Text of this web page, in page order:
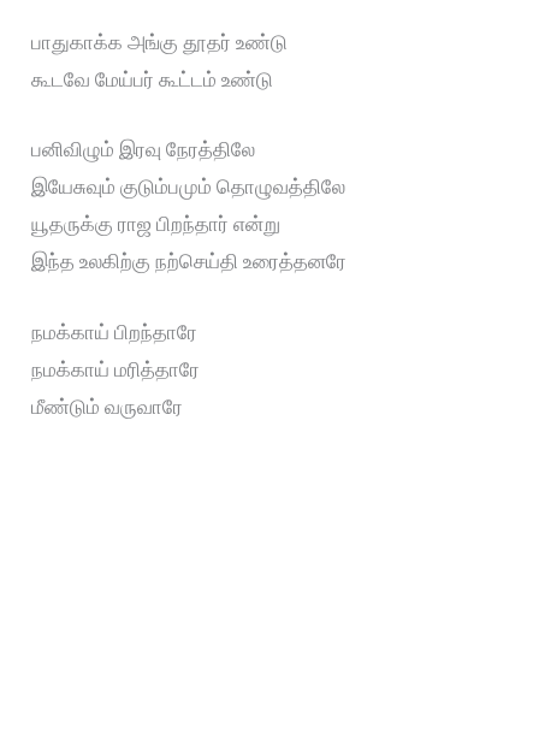
பாதுகாக்க அங்கு தூதர் உண்டு
கூடவே மேய்பர் கூட்டம் உண்டு
பனிவிழும் இரவு நேரத்திலே
இயேசுவும் குடும்பமும் தொழுவத்திலே
யூதருக்கு ராஜ பிறந்தார் என்று
இந்த உலகிற்கு நற்செய்தி உரைத்தனரே
நமக்காய் பிறந்தாரே
நமக்காய் மரித்தாரே
மீண்டும் வருவாரே